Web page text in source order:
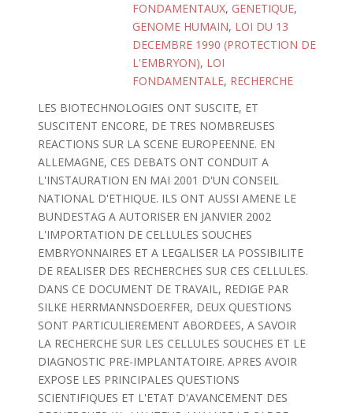
FONDAMENTAUX, GENETIQUE,
GENOME HUMAIN, LOI DU 13
DECEMBRE 1990 (PROTECTION DE
L'EMBRYON), LOI
FONDAMENTALE, RECHERCHE
LES BIOTECHNOLOGIES ONT SUSCITE, ET
SUSCITENT ENCORE, DE TRES NOMBREUSES
REACTIONS SUR LA SCENE EUROPEENNE. EN
ALLEMAGNE, CES DEBATS ONT CONDUIT A
L'INSTAURATION EN MAI 2001 D'UN CONSEIL
NATIONAL D'ETHIQUE. ILS ONT AUSSI AMENE LE
BUNDESTAG A AUTORISER EN JANVIER 2002
L'IMPORTATION DE CELLULES SOUCHES
EMBRYONNAIRES ET A LEGALISER LA POSSIBILITE
DE REALISER DES RECHERCHES SUR CES CELLULES.
DANS CE DOCUMENT DE TRAVAIL, REDIGE PAR
SILKE HERRMANNSDOERFER, DEUX QUESTIONS
SONT PARTICULIEREMENT ABORDEES, A SAVOIR
LA RECHERCHE SUR LES CELLULES SOUCHES ET LE
DIAGNOSTIC PRE-IMPLANTATOIRE. APRES AVOIR
EXPOSE LES PRINCIPALES QUESTIONS
SCIENTIFIQUES ET L'ETAT D'AVANCEMENT DES